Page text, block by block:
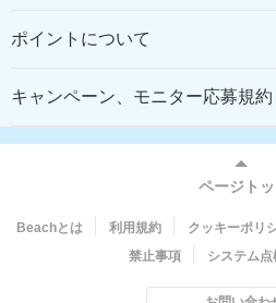
ポイントについて
キャンペーン、モニター応募規約
ページト
Beachとは 利用規約 クッキーポリ
禁止事項
システム